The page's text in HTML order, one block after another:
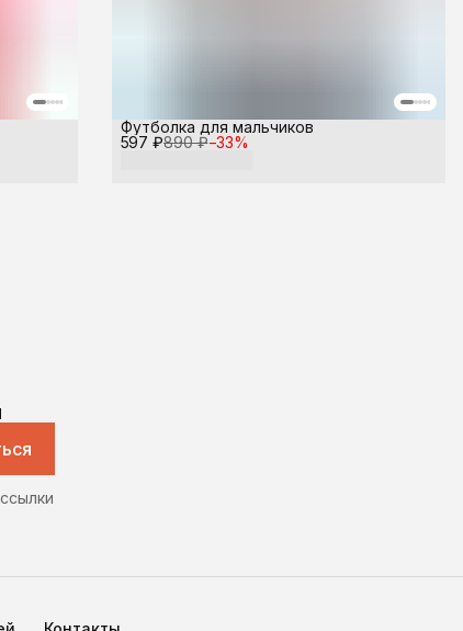
597 ₽890 ₽−33%
Футболка для мальчиков